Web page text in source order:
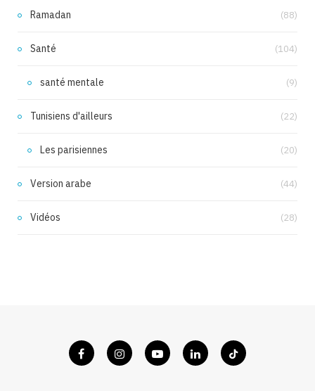
Ramadan (88)
Santé (104)
santé mentale (9)
Tunisiens d'ailleurs (22)
Les parisiennes (20)
Version arabe (44)
Vidéos (28)